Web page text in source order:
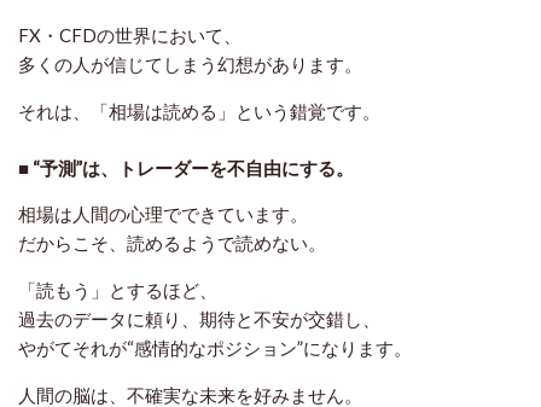
FX・CFDの世界において、
多くの人が信じてしまう幻想があります。
それは、「相場は読める」という錯覚です。
■ “予測”は、トレーダーを不自由にする。
相場は人間の心理でできています。
だからこそ、読めるようで読めない。
「読もう」とするほど、
過去のデータに頼り、期待と不安が交錯し、
やがてそれが“感情的なポジション”になります。
人間の脳は、不確実な未来を好みません。